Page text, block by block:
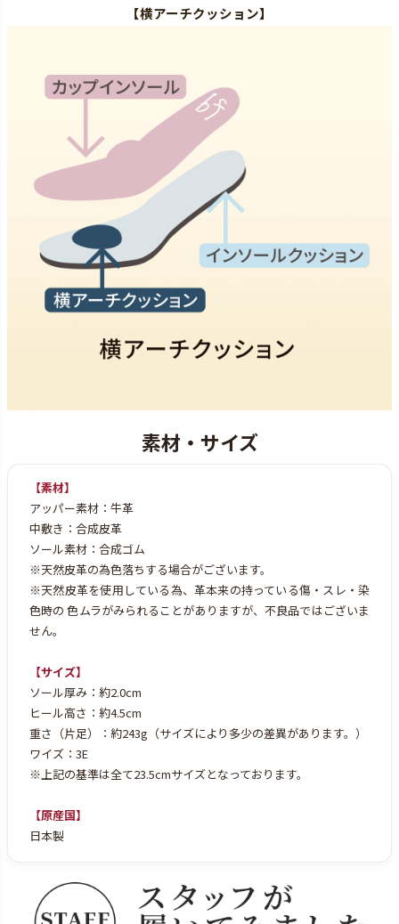
【横アーチクッション】
【素材】
アッパー素材：牛革
中敷き：合成皮革
ソール素材：合成ゴム
※天然皮革の為色落ちする場合がございます。
※天然皮革を使用している為、革本来の持っている傷・スレ・染
色時の 色ムラがみられることがありますが、不良品ではございま
せん。
【サイズ】
ソール厚み：約2.0cm
ヒール高さ：約4.5cm
重さ（片足）：約243g（サイズにより多少の差異があります。）
ワイズ：3E
※上記の基準は全て23.5cmサイズとなっております。
【原産国】
日本製